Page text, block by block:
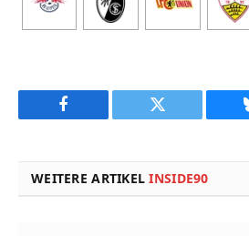
Facebook Twitter
WEITERE ARTIKELINSIDE90